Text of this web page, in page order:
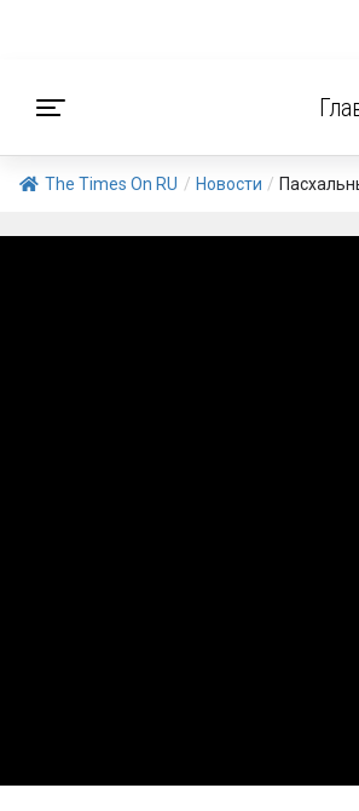
The Times On RU / Новости /